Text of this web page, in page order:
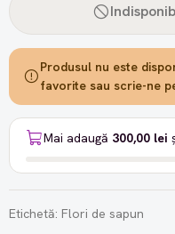
Produsul nu este
favorite sau scrie-ne
Mai adaugă 300,00 lei
Etichetă: Flori de sapun